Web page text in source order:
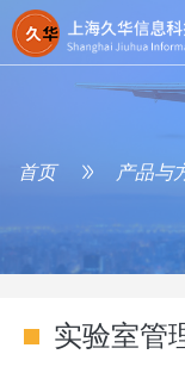
首页 产品与
实验室管